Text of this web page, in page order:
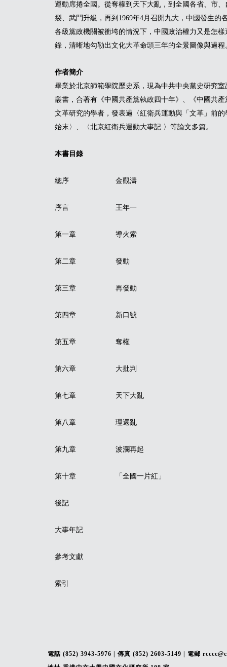
運動席捲全國。從奪權到天下大亂，到全國各省、市
裂、武鬥升級，再到1969年4月召開九大，中國發生的
各級黨政機關被衝垮的情況下，中國政治權力又是怎
錄，清晰地勾勒出文化大革命頭三年的全景圖像與過程
作者簡介
畢業於北京師範學院歷史系，現為中共中央黨史研究
叢書，合著有《中國共產黨執政四十年》、《中國共
文革研究的學者，發表過〈紅衛兵運動與「文革」前
始末〉、〈北京紅衛兵運動大事記 〉等論文多篇。
本書目錄
總序 金觀濤
序言 王年一
第一章 導火索
第二章 發動
第三章 再發動
第四章 新口號
第五章 奪權
第六章 大批判
第七章 天下大亂
第八章 理還亂
第九章 波瀾再起
第十章 「全國一片紅」
後記
大事年記
參考文獻
索引
電話 (852) 3943-5976 | 傳真 (852) 2603-5149 | 電郵